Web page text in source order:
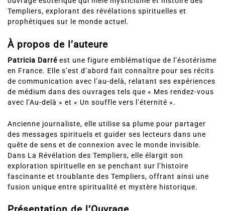
Templiers, explorant des révélations spirituelles et
prophétiques sur le monde actuel.
À propos de l’auteure
en France. Elle s’est d’abord fait connaître pour ses récits
de communication avec l’au-delà, relatant ses expériences
de médium dans des ouvrages tels que « Mes rendez-vous
avec l’Au-delà » et « Un souffle vers l’éternité ».
des messages spirituels et guider ses lecteurs dans une
quête de sens et de connexion avec le monde invisible.
Dans La Révélation des Templiers, elle élargit son
exploration spirituelle en se penchant sur l’histoire
fascinante et troublante des Templiers, offrant ainsi une
fusion unique entre spiritualité et mystère historique.
Présentation de l’Ouvrage